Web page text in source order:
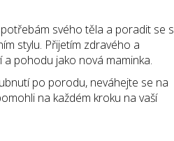
svého těla a poradit se s
stylu. Přijetím zdravého a
pohodu jako nová maminka.
po porodu, neváhejte se na
na každém kroku na vaší